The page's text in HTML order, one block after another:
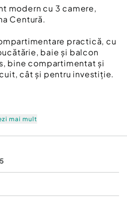
modern cu 3 camere,
Centură.
practică, cu
baie și balcon
bine compartimentat și
cât și pentru investiție.
mai mult